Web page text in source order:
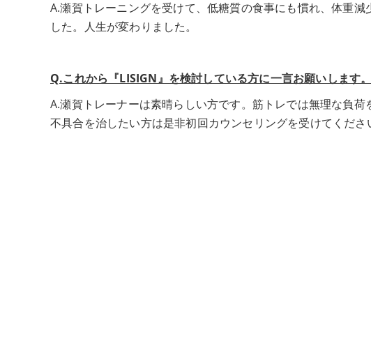
A.瀬賀トレーニングを受けて、低糖質の食事にも慣れ、体重
した。人生が変わりました。
Q.これから『LISIGN』を検討している方に一言お願いします。
A.瀬賀トレーナーは素晴らしい方です。筋トレでは無理な負
不具合を治したい方は是非初回カウンセリングを受けてくだ